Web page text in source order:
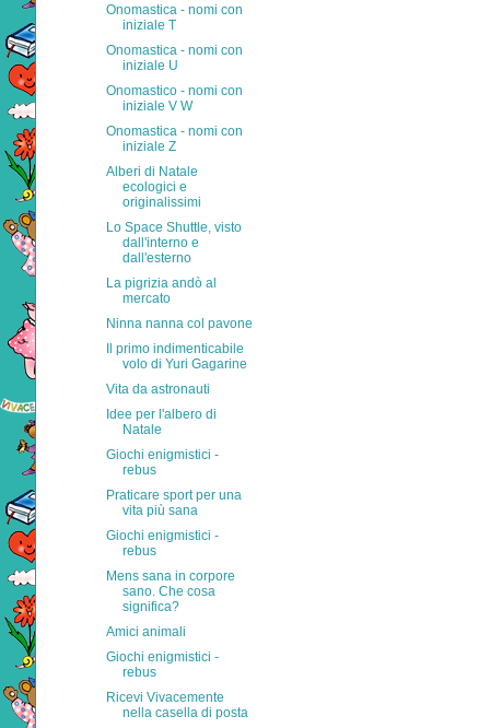
Onomastica - nomi con
iniziale T
Onomastica - nomi con
iniziale U
Onomastico - nomi con
iniziale V W
Onomastica - nomi con
iniziale Z
Alberi di Natale
ecologici e
originalissimi
Lo Space Shuttle, visto
dall'interno e
dall'esterno
La pigrizia andò al
mercato
Ninna nanna col pavone
Il primo indimenticabile
volo di Yuri Gagarine
Vita da astronauti
Idee per l'albero di
Natale
Giochi enigmistici -
rebus
Praticare sport per una
vita più sana
Giochi enigmistici -
rebus
Mens sana in corpore
sano. Che cosa
significa?
Amici animali
Giochi enigmistici -
rebus
Ricevi Vivacemente
nella casella di posta